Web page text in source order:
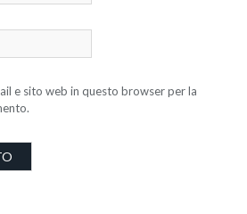
e sito web in questo browser per la